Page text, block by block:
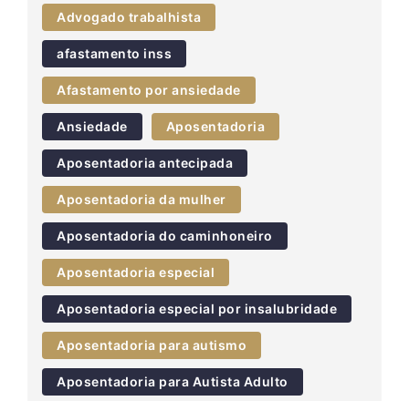
Advogado trabalhista
afastamento inss
Afastamento por ansiedade
Ansiedade Aposentadoria
Aposentadoria antecipada
Aposentadoria da mulher
Aposentadoria do caminhoneiro
Aposentadoria especial
Aposentadoria especial por insalubridade
Aposentadoria para autismo
Aposentadoria para Autista Adulto